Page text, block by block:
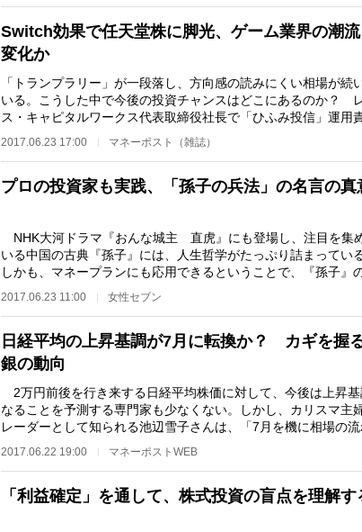
Switch効果で任天堂株に脚光、ゲーム業界の潮流
変化か
「トランプラリー」が一段落し、方向感の読みにくい相場が続
いる。こうした中で今後の投資チャンスはどこにあるのか？
ス・キャピタルワークス代表取締役社長で「ひふみ投信」運用責
2017.06.23 17:00 マネーポスト（雑誌）
プロの投資家も実践、「孫子の兵法」の名言の真
NHK大河ドラマ『おんな城主 直虎』にも登場し、注目を集
いる中国の古典『孫子』には、人生哲学がたっぷり詰まっている
しかも、マネープランにも応用できるということで、『孫子』の
法に学ぶマネー術を読…
2017.06.23 11:00 女性セブン
日経平均の上昇基調が7月に転換か？ カギを握
銀の動向
2万円前後を行き来する日経平均株価に対して、今後は上昇基
なることを予測する専門家も少なくない。しかし、カリスマ主
レーダーとして知られる池辺雪子さんは、「7月を機に相場の流
2017.06.22 19:00 マネーポストWEB
「利益確定」を通して、株式投資の盲点を理解す